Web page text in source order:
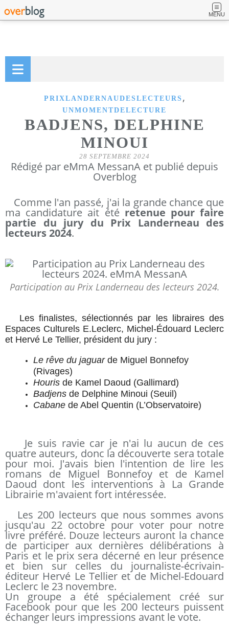
MENU
PRIXLANDERNAUDESLECTEURS ,
UNMOMENTDELECTURE
BADJENS, DELPHINE
MINOUI
28 SEPTEMBRE 2024
Rédigé par eMmA MessanA et publié depuis
Overblog
Comme l'an passé, j'ai la grande chance que
ma candidature ait été retenue pour faire
partie du jury du Prix Landerneau des
lecteurs 2024.
Participation au Prix Landerneau des lecteurs 2024.
Les finalistes, sélectionnés par les libraires des
Espaces Culturels E.Leclerc, Michel-Édouard Leclerc
et Hervé Le Tellier, président du jury :
Le rêve du jaguarde Miguel Bonnefoy
(Rivages)
Houris de Kamel Daoud (Gallimard)
Badjens de Delphine Minoui (Seuil)
Cabane de Abel Quentin (L’Observatoire)
Je suis ravie car je n'ai lu aucun de ces
quatre auteurs, donc la découverte sera totale
pour moi. J'avais bien l'intention de lire les
romans de Miguel Bonnefoy et de Kamel
Daoud dont les interventions à La Grande
Librairie m'avaient fort intéressée.
Les 200 lecteurs que nous sommes avons
jusqu'au 22 octobre pour voter pour notre
livre préféré. Douze lecteurs auront la chance
de participer aux dernières délibérations à
Paris et le prix sera décerné en leur présence
et bien sur celles du journaliste-écrivain-
éditeur Hervé Le Tellier et de Michel-Edouard
Leclerc le 23 novembre.
Un groupe a été spécialement créé sur
Facebook pour que les 200 lecteurs puissent
échanger leurs impressions avant le vote.